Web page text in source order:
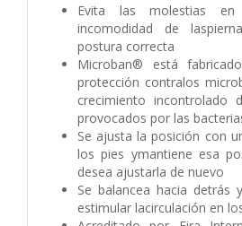
Evita las molestias
incomodidad de
postura correcta
Microban® está
protección contralos
crecimiento incontrolado
provocados por las
Se ajusta la posición con
los pies ymantiene esa
desea ajustarla de nuevo
Se balancea hacia detrás
estimular lacirculación en